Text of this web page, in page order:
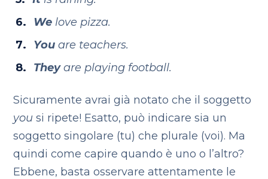
We love pizza.
You are teachers.
Theyare playing football.
Sicuramente avrai già notato che il soggetto
you si ripete! Esatto, può indicare sia un
soggetto singolare (tu) che plurale (voi). Ma
quindi come capire quando è uno o l’altro?
Ebbene, basta osservare attentamente le